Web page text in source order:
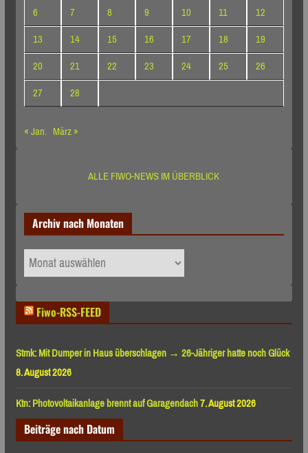
6
7 8 9 10 11
12
13
14 15 16 17 18
19
20
21 22 23 24 25
26
27
28
« Jan. März »
ALLE FIWO-NEWS IM ÜBERBLICK
Archiv nach Monaten
Archiv
nach
Fiwo-RSS-FEED
Stmk: Mit Dumper in Haus überschlagen → 26-Jähriger hatte noch Glück
8. August 2026
Ktn: Photovoltaikanlage brennt auf Garagendach7. August 2026
Beiträge nach Datum